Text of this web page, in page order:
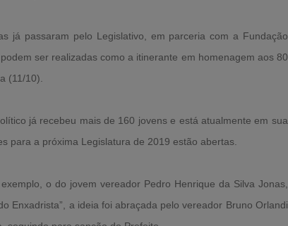
já passaram pelo Legislativo, em parceria com a Fundação
ser realizadas como a itinerante em homenagem aos 80
(11/10).
já recebeu mais de 160 jovens e está atualmente em sua
para a próxima Legislatura de 2019 estão abertas.
o do jovem vereador Pedro Henrique da Silva Jonas,
Enxadrista”, a ideia foi abraçada pelo vereador Bruno Orlandi